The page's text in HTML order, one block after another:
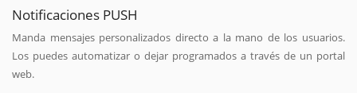
Notificaciones PUSH
Manda mensajes personalizados directo a la mano de los usuarios.
Los puedes automatizar o dejar programados a través de un portal
web.